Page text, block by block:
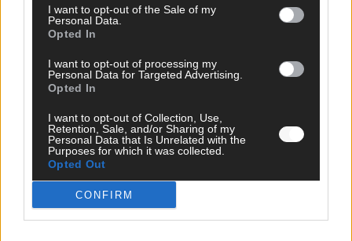
I want to opt-out of the Sale of my
Personal Data.
Opted In
I want to opt-out of processing my
Personal Data for Targeted Advertising.
Opted In
I want to opt-out of Collection, Use,
Retention, Sale, and/or Sharing of my
Personal Data that Is Unrelated with the
Purposes for which it was collected.
Opted Out
CONFIRM
DARA gewinnt verdient, Israel beunruhigend –
unser Kommentar zum ESC 2026
Mai 2026
KOMMENTAR
ESC-Finale morgen: Finnland Favorit, Australien
aufgestiegen – alle 25 Acts im Kurzcheck